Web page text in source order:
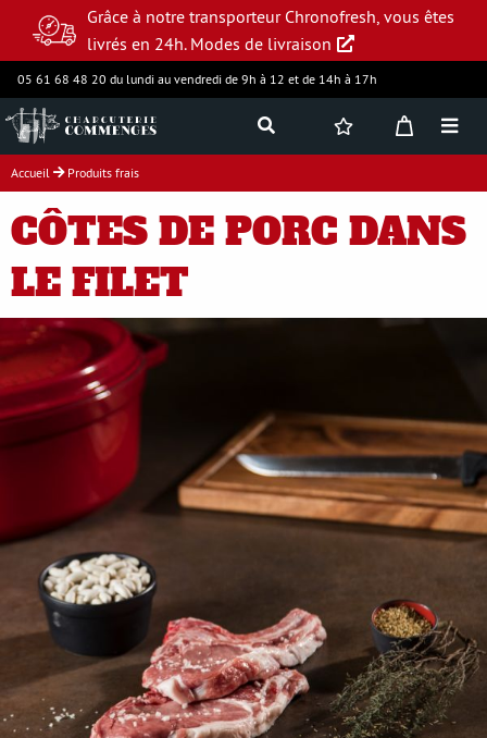
Grâce à notre transporteur Chronofresh, vous êtes
livrés en 24h. Modes de livraison
05 61 68 48 20 du lundi au vendredi de 9h à 12 et de 14h à 17h
Se déconnecter
Jambon supérieur
Charcuterie
Produits frais
Assortiments
Accueil Produits frais
CÔTES DE PORC DANS
LE FILET